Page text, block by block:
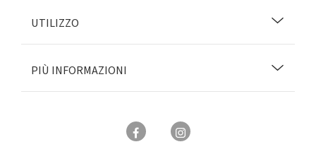
UTILIZZO
PIÙ INFORMAZIONI